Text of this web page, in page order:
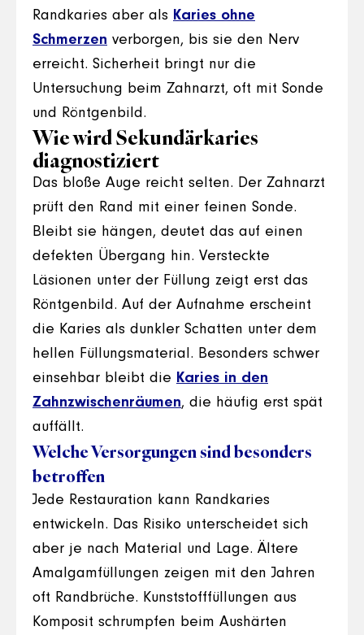
Randkaries aber als Karies ohne
Schmerzen verborgen, bis sie den Nerv
erreicht. Sicherheit bringt nur die
Untersuchung beim Zahnarzt, oft mit Sonde
und Röntgenbild.
Wie wird Sekundärkaries
diagnostiziert
Das bloße Auge reicht selten. Der Zahnarzt
prüft den Rand mit einer feinen Sonde.
Bleibt sie hängen, deutet das auf einen
defekten Übergang hin. Versteckte
Läsionen unter der Füllung zeigt erst das
Röntgenbild. Auf der Aufnahme erscheint
die Karies als dunkler Schatten unter dem
hellen Füllungsmaterial. Besonders schwer
einsehbar bleibt die Karies in den
Zahnzwischenräumen, die häufig erst spät
auffällt.
Welche Versorgungen sind besonders
betroffen
Jede Restauration kann Randkaries
entwickeln. Das Risiko unterscheidet sich
aber je nach Material und Lage. Ältere
Amalgamfüllungen zeigen mit den Jahren
oft Randbrüche. Kunststofffüllungen aus
Komposit schrumpfen beim Aushärten